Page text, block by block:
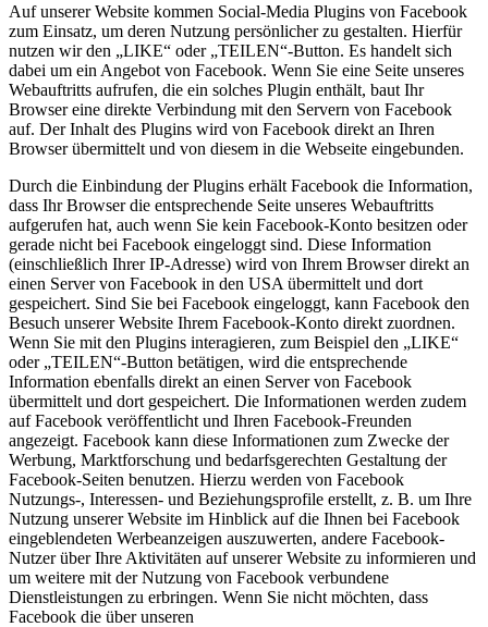
Auf unserer Website kommen Social-Media Plugins von Facebook
zum Einsatz, um deren Nutzung persönlicher zu gestalten. Hierfür
nutzen wir den „LIKE“ oder „TEILEN“-Button. Es handelt sich
dabei um ein Angebot von Facebook. Wenn Sie eine Seite unseres
Webauftritts aufrufen, die ein solches Plugin enthält, baut Ihr
Browser eine direkte Verbindung mit den Servern von Facebook
auf. Der Inhalt des Plugins wird von Facebook direkt an Ihren
Browser übermittelt und von diesem in die Webseite eingebunden.
Durch die Einbindung der Plugins erhält Facebook die Information,
dass Ihr Browser die entsprechende Seite unseres Webauftritts
aufgerufen hat, auch wenn Sie kein Facebook-Konto besitzen oder
gerade nicht bei Facebook eingeloggt sind. Diese Information
(einschließlich Ihrer IP-Adresse) wird von Ihrem Browser direkt an
einen Server von Facebook in den USA übermittelt und dort
gespeichert. Sind Sie bei Facebook eingeloggt, kann Facebook den
Besuch unserer Website Ihrem Facebook-Konto direkt zuordnen.
Wenn Sie mit den Plugins interagieren, zum Beispiel den „LIKE“
oder „TEILEN“-Button betätigen, wird die entsprechende
Information ebenfalls direkt an einen Server von Facebook
übermittelt und dort gespeichert. Die Informationen werden zudem
auf Facebook veröffentlicht und Ihren Facebook-Freunden
angezeigt. Facebook kann diese Informationen zum Zwecke der
Werbung, Marktforschung und bedarfsgerechten Gestaltung der
Facebook-Seiten benutzen. Hierzu werden von Facebook
Nutzungs-, Interessen- und Beziehungsprofile erstellt, z. B. um Ihre
Nutzung unserer Website im Hinblick auf die Ihnen bei Facebook
eingeblendeten Werbeanzeigen auszuwerten, andere Facebook-
Nutzer über Ihre Aktivitäten auf unserer Website zu informieren und
um weitere mit der Nutzung von Facebook verbundene
Dienstleistungen zu erbringen. Wenn Sie nicht möchten, dass
Facebook die über unseren